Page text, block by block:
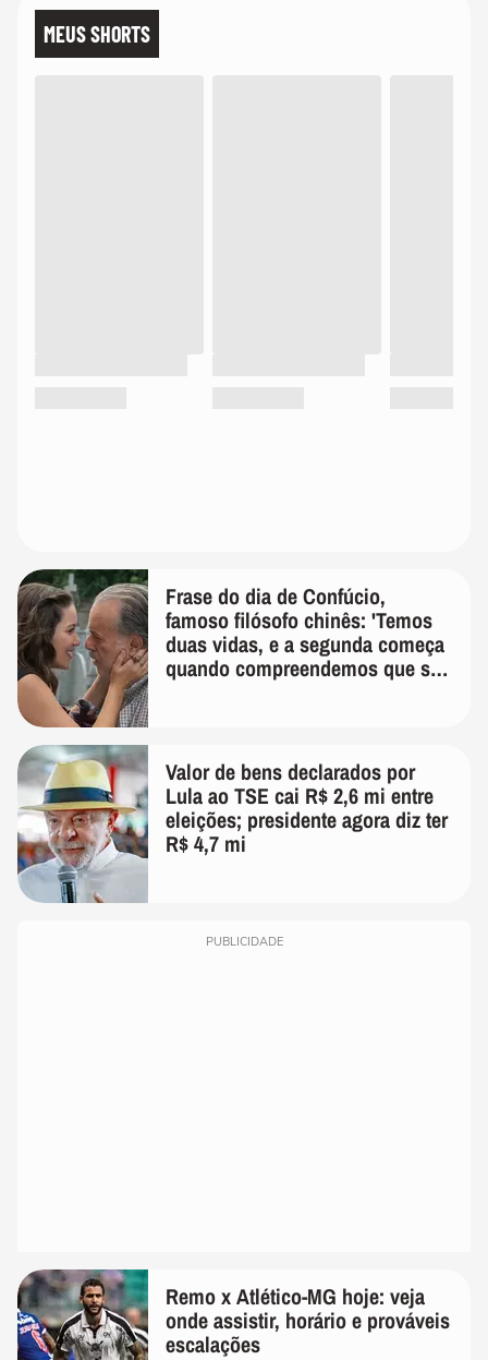
MEUS SHORTS
Frase do dia de Confúcio,
famoso filósofo chinês: 'Temos
duas vidas, e a segunda começa
quando compreendemos que só
Valor de bens declarados por
Lula ao TSE cai R$ 2,6 mi entre
eleições; presidente agora diz ter
R$ 4,7 mi
PUBLICIDADE
Remo x Atlético-MG hoje: veja
onde assistir, horário e prováveis
escalações